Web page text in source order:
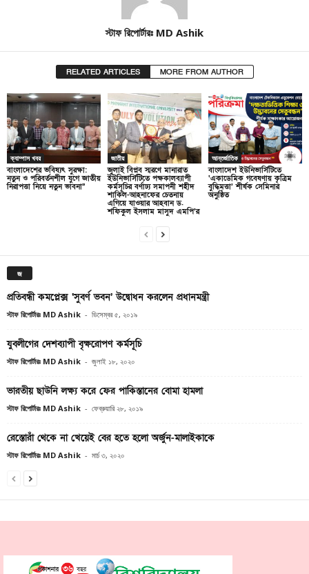
স্টাফ রিপোর্টারঃ MD Ashik
RELATED ARTICLES MORE FROM AUTHOR
ক্যাম্পাস খবর
বাংলাদেশের ভবিষ্যৎ সুরক্ষা:
নতুন ও পরিবর্তনশীল যুগে জাতীয়
নিরাপত্তা নিয়ে নতুন ভাবনা”
জাতীয়
জুলাই বিপ্লব স্মরণে মানারাত
ইউনিভার্সিটিতে পক্ষকালব্যাপী
কর্মসূচির বর্ণাঢ্য সমাপনী শহীদ
শাকিল-আহনাফের চেতনায়
এগিয়ে যাওয়ার আহবান ড.
শফিকুল ইসলাম মাসুদ এমপি’র
আন্তর্জাতিক
বাংলাদেশ ইউনিভার্সিটিতে
‘একাডেমিক গবেষণায় কৃত্রিম
বুদ্ধিমত্তা’ শীর্ষক সেমিনার
অনুষ্ঠিত
জ
প্রতিবন্ধী কমপ্লেক্স ‘সুবর্ণ ভবন’ উদ্বোধন করলেন প্রধানমন্ত্রী
স্টাফ রিপোর্টারঃ MD Ashik - ডিসেম্বর ৫, ২০১৯
যুবলীগের দেশব্যাপী বৃক্ষরোপণ কর্মসূচি
স্টাফ রিপোর্টারঃ MD Ashik - জুলাই ১৮, ২০২০
ভারতীয় ছাউনি লক্ষ্য করে ফের পাকিস্তানের বোমা হামলা
স্টাফ রিপোর্টারঃ MD Ashik - ফেব্রুয়ারি ২৮, ২০১৯
রেস্তোরাঁ থেকে না খেয়েই বের হতে হলো অর্জুন-মালাইকাকে
স্টাফ রিপোর্টারঃ MD Ashik - মার্চ ৩, ২০২০